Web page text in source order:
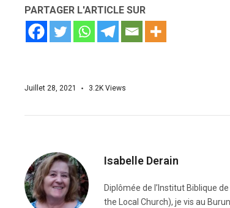
PARTAGER L'ARTICLE SUR
Juillet 28, 2021 3.2K Views
Isabelle Derain
Diplômée de l’Institut Biblique
the Local Church), je vis au